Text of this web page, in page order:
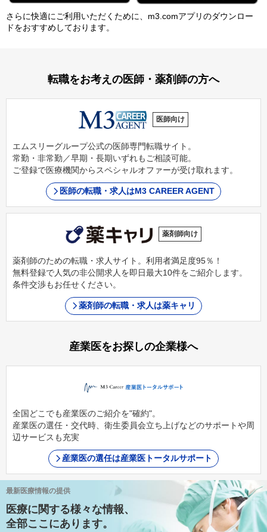
さらに快適にご利⽤いただくために、m3.comアプリのダウンロー
ドをおすすめしております。
転職をお考えの医師・薬剤師の方へ
医師向け
エムスリーグループ公式の医師専門転職サイト。
常勤・非常勤／早期・長期いずれもご相談可能。
ご登録で医療機関からスペシャルオファーが受け取れます。
医師の転職・求人はM3 CAREER AGENT
薬剤師向け
薬剤師のための転職・求人サイト。利用者満足度95％！
無料登録で人気の非公開求人を即日最大10件をご紹介します。
条件交渉もお任せください。
薬剤師の転職・求人は薬キャリ
産業医をお探しの企業様へ
全国どこでも産業医のご紹介を"確約"。
産業医の選任・交代時、衛生委員会立ち上げなどのサポートや周
辺サービスも充実
産業医の選任は産業医トータルサポート
最新医療情報の提供
医療に関する様々な情報、
全部ここにあります。